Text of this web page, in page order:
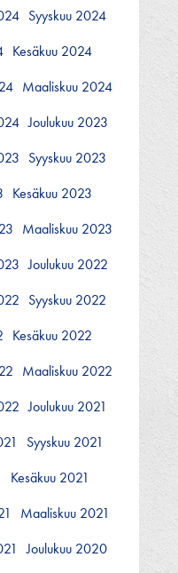
Syyskuu 2024
Kesäkuu 2024
Maaliskuu 2024
Joulukuu 2023
Syyskuu 2023
Kesäkuu 2023
Maaliskuu 2023
Joulukuu 2022
Syyskuu 2022
Kesäkuu 2022
Maaliskuu 2022
Joulukuu 2021
Syyskuu 2021
Kesäkuu 2021
Maaliskuu 2021
Joulukuu 2020